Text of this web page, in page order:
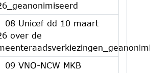
08 Unicef dd 10 maart
over de
09 VNO-NCW MKB